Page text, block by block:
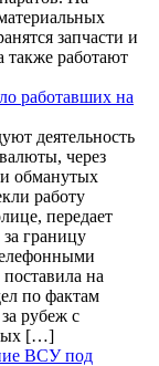
запчасти и
также работают
работавших на
деятельность
через
обманутых
работу
передает
границу
на
по фактам
рубеж с
[…]
ВСУ под